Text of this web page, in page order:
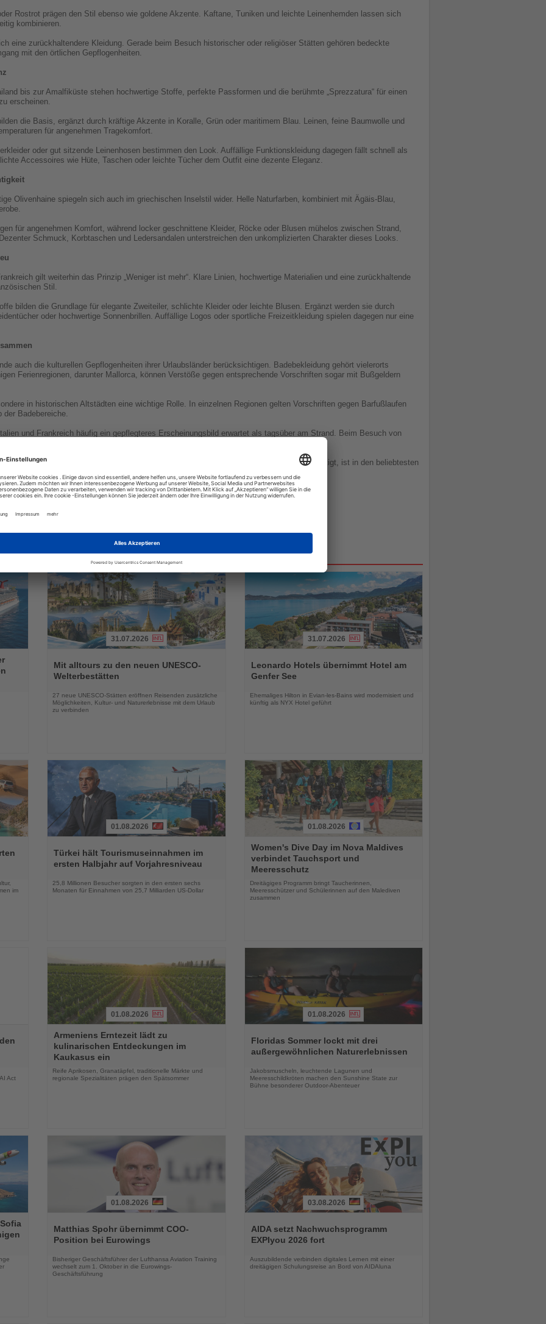
Rostrot prägen den Stil ebenso wie goldene Akzente. Kaftane, Tuniken und leichte Leinenhemden lassen sich
kombinieren.
eine zurückhaltendere Kleidung. Gerade beim Besuch historischer oder religiöser Stätten gehören bedeckte
mit den örtlichen Gepflogenheiten.
bis zur Amalfiküste stehen hochwertige Stoffe, perfekte Passformen und die berühmte „Sprezzatura“ für einen
erscheinen.
die Basis, ergänzt durch kräftige Akzente in Koralle, Grün oder maritimem Blau. Leinen, feine Baumwolle und
für angenehmen Tragekomfort.
oder gut sitzende Leinenhosen bestimmen den Look. Auffällige Funktionskleidung dagegen fällt schnell als
Accessoires wie Hüte, Taschen oder leichte Tücher dem Outfit eine dezente Eleganz.
Olivenhaine spiegeln sich auch im griechischen Inselstil wider. Helle Naturfarben, kombiniert mit Ägäis-Blau,
für angenehmen Komfort, während locker geschnittene Kleider, Röcke oder Blusen mühelos zwischen Strand,
Schmuck, Korbtaschen und Ledersandalen unterstreichen den unkomplizierten Charakter dieses Looks.
gilt weiterhin das Prinzip „Weniger ist mehr“. Klare Linien, hochwertige Materialien und eine zurückhaltende
Stil.
bilden die Grundlage für elegante Zweiteiler, schlichte Kleider oder leichte Blusen. Ergänzt werden sie durch
oder hochwertige Sonnenbrillen. Auffällige Logos oder sportliche Freizeitkleidung spielen dagegen nur eine
auch die kulturellen Gepflogenheiten ihrer Urlaubsländer berücksichtigen. Badebekleidung gehört vielerorts
Ferienregionen, darunter Mallorca, können Verstöße gegen entsprechende Vorschriften sogar mit Bußgeldern
in historischen Altstädten eine wichtige Rolle. In einzelnen Regionen gelten Vorschriften gegen Barfußlaufen
der Badebereiche.
und Frankreich häufig ein gepflegteres Erscheinungsbild erwartet als tagsüber am Strand. Beim Besuch von
religiösen Einrichtungen sollten Schultern und Knie bedeckt sein.
Kleidungsstücken packt und zugleich die lokalen Gepflogenheiten berücksichtigt, ist in den beliebtesten
sondern auch angemessen unterwegs.
Sie
die
31.07.2026
Mit alltours zu den neuen UNESCO-
Welterbestätten
27 neue UNESCO-Stätten eröffnen Reisenden zusätzliche
Möglichkeiten, Kultur- und Naturerlebnisse mit dem Urlaub
zu verbinden
Sie
die
31.07.2026
Leonardo Hotels übernimmt Hotel am
Genfer See
Ehemaliges Hilton in Evian-les-Bains wird modernisiert und
künftig als NYX Hotel geführt
im
Sie
die
01.08.2026
Türkei hält Tourismuseinnahmen im
ersten Halbjahr auf Vorjahresniveau
25,8 Millionen Besucher sorgten in den ersten sechs
Monaten für Einnahmen von 25,7 Milliarden US-Dollar
Sie
die
Nachrichten
01.08.2026
Women's Dive Day im Nova Maldives
verbindet Tauchsport und
Meeresschutz
Dreitägiges Programm bringt Taucherinnen,
Meeresschützer und Schülerinnen auf den Malediven
zusammen
Act
Sie
die
Nachrichten
01.08.2026
Armeniens Erntezeit lädt zu
kulinarischen Entdeckungen im
Kaukasus ein
Reife Aprikosen, Granatäpfel, traditionelle Märkte und
regionale Spezialitäten prägen den Spätsommer
Sie
die
Nachrichten
01.08.2026
Floridas Sommer lockt mit drei
außergewöhnlichen Naturerlebnissen
Jakobsmuscheln, leuchtende Lagunen und
Meeresschildkröten machen den Sunshine State zur
Bühne besonderer Outdoor-Abenteuer
Sie
die
01.08.2026
Matthias Spohr übernimmt COO-
Position bei Eurowings
Bisheriger Geschäftsführer der Lufthansa Aviation Training
wechselt zum 1. Oktober in die Eurowings-
Geschäftsführung
Sie
die
Nachrichten
03.08.2026
AIDA setzt Nachwuchsprogramm
EXPIyou 2026 fort
Auszubildende verbinden digitales Lernen mit einer
dreitägigen Schulungsreise an Bord von AIDAluna